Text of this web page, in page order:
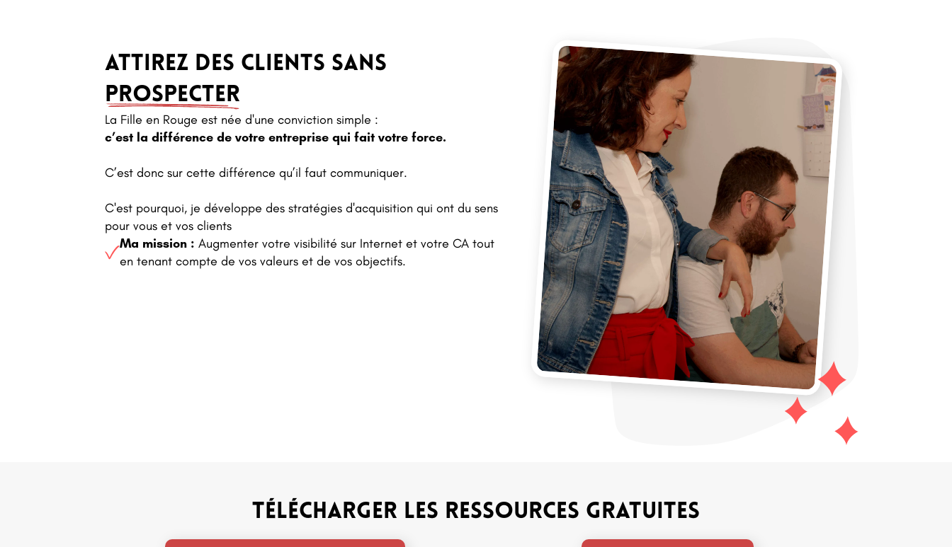
attirez des clients sans
PROSPECTER
La Fille en Rouge est née d'une conviction simple :
c’est la différence de votre entreprise qui fait votre force.
C’est donc sur cette différence qu’il faut communiquer.
C'est pourquoi, je développe des stratégies d'acquisition qui ont du sens
pour vous et vos clients
Ma mission : Augmenter votre visibilité sur Internet et votre CA tout
en tenant compte de vos valeurs et de vos objectifs.
télécharger les ressources gratuites